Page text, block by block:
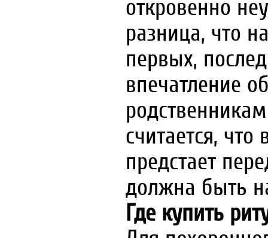
откровенно
разница, что
первых,
впечатление
считается,
предстает
должна быть
Где купить